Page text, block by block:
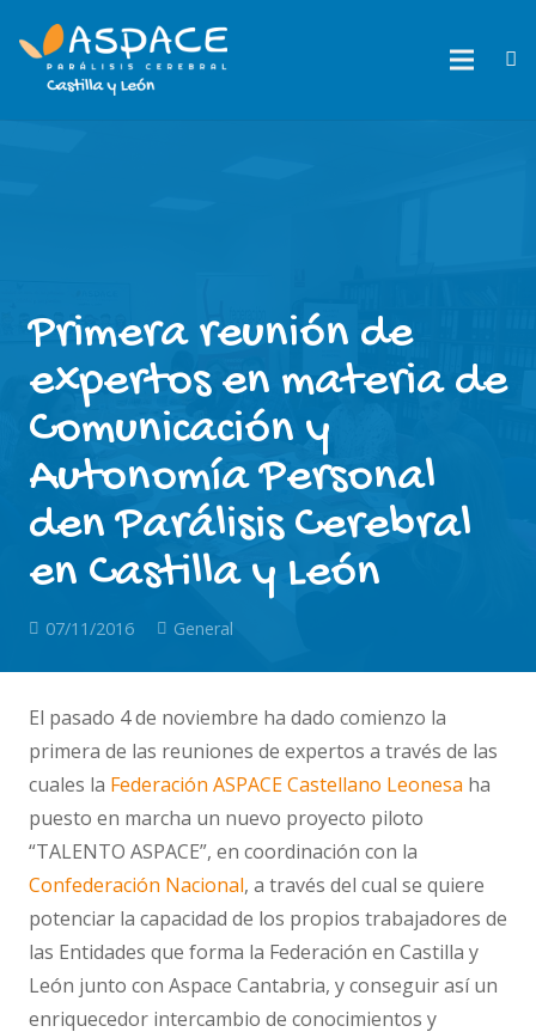
Primera reunión de
expertos en materia de
Comunicación y
Autonomía Personal
den Parálisis Cerebral
en Castilla y León
07/11/2016 General
El pasado 4 de noviembre ha dado comienzo la
primera de las reuniones de expertos a través de las
cuales la Federación ASPACE Castellano Leonesa ha
puesto en marcha un nuevo proyecto piloto
“TALENTO ASPACE”, en coordinación con la
Confederación Nacional, a través del cual se quiere
potenciar la capacidad de los propios trabajadores de
las Entidades que forma la Federación en Castilla y
León junto con Aspace Cantabria, y conseguir así un
enriquecedor intercambio de conocimientos y